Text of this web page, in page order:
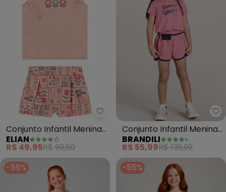
Elian - Conjunto Infantil Menina
Conjunto Infantil Menina
Floral Babados (Rosa)
ELIAN
R$ 49,95R$ 99,90
Conjunto Infantil Menina
(Rosa)
BRANDILI
R$ 55,99R$ 139,99
-55%
-55%